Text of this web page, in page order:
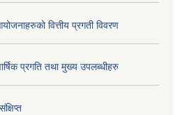
वित्तीय प्रगती विवरण
प्रगति तथा मुख्य उपलब्धीहरु